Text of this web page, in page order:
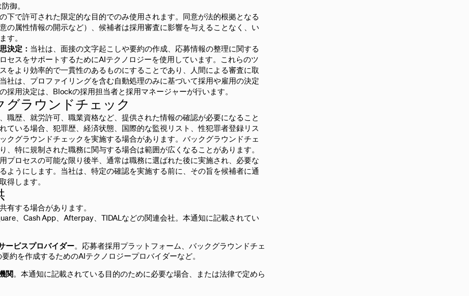
御。
下で許可された限定的な目的でのみ使用されます。同意が法的根拠となる
の属性情報の開示など）、候補者は採用審査に影響を与えることなく、い
す。
決定： 当社は、面接の文字起こしや要約の作成、応募情報の整理に関する
セスをサポートするためにAIテクノロジーを使用しています。これらのツ
をより効率的で一貫性のあるものにすることであり、人間による審査に取
社は、プロファイリングを含む自動処理のみに基づいて採用や雇用の決定
採用決定は、Blockの採用担当者と採用マネージャーが行います。
グラウンドチェック
職歴、就労許可、職業資格など、提供された情報の確認が必要になること
ている場合、犯罪歴、経済状態、国際的な監視リスト、性犯罪者登録リス
クグラウンドチェックを実施する場合があります。バックグラウンドチェ
、特に規制された職務に関与する場合は範囲が広くなることがあります。
プロセスの可能な限り後半、通常は職務に選ばれた後に実施され、必要な
ようにします。当社は、特定の確認を実施する前に、その旨を候補者に通
得します。
有する場合があります。
、Cash App、Afterpay、TIDALなどの関連会社。本通知に記載されてい
ービスプロバイダー。応募者採用プラットフォーム、バックグラウンドチェ
約を作成するためのAIテクノロジープロバイダーなど。
関。本通知に記載されている目的のために必要な場合、または法律で定めら